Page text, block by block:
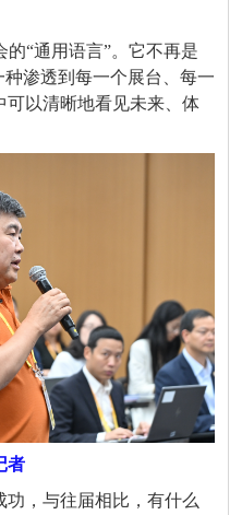
的“通用语言”。它不再是
渗透到每一个展台、每一
可以清晰地看见未来、体
者
，与往届相比，有什么